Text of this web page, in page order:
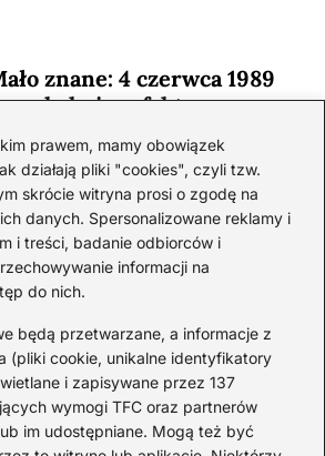
prawem, mamy obowiązek
działają pliki "cookies", czyli tzw.
skrócie witryna prosi o zgodę na
danych. Spersonalizowane reklamy i
i treści, badanie odbiorców i
informacji na
do nich.
będą przetwarzane, a informacje z
(pliki cookie, unikalne identyfikatory
i zapisywane przez 137
wymogi TFC oraz partnerów
im udostępniane. Mogą też być
znane: 4 czerwca 1989
zaskakujące fakty
2026-08-03
o 1. wojnie
— mało znane
i historie
2026-08-02
Zaskakujące ciekawostki o
Kolumbie
2026-07-20
znane ciekawostki o
Szymborskiej